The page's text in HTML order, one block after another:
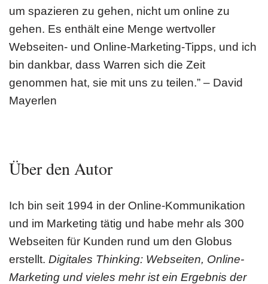
um spazieren zu gehen, nicht um online zu
gehen. Es enthält eine Menge wertvoller
Webseiten- und Online-Marketing-Tipps, und ich
bin dankbar, dass Warren sich die Zeit
genommen hat, sie mit uns zu teilen.” – David
Mayerlen
Über den Autor
Ich bin seit 1994 in der Online-Kommunikation
und im Marketing tätig und habe mehr als 300
Webseiten für Kunden rund um den Globus
erstellt. Digitales Thinking: Webseiten, Online-
Marketing und vieles mehr ist ein Ergebnis der